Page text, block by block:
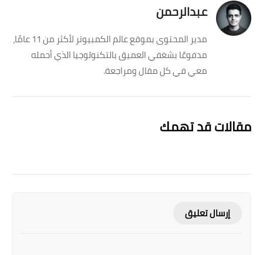
عبدالرحمن
مدير المحتوى بموقع عالم الكمبيوتر لأكثر من 11 عامًا،
مدفوعًا بشغفي العميق بالتكنولوجيا الذي أحمله
معي في كل مقال ومراجعة.
مقالات قد تهمك
إرسال تعليق